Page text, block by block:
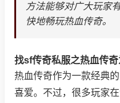
方法能够对广大玩家
快地畅玩热血传奇。
找sf传奇私服之热血传
热血传奇作为一款经典
喜爱。不过，很多玩家